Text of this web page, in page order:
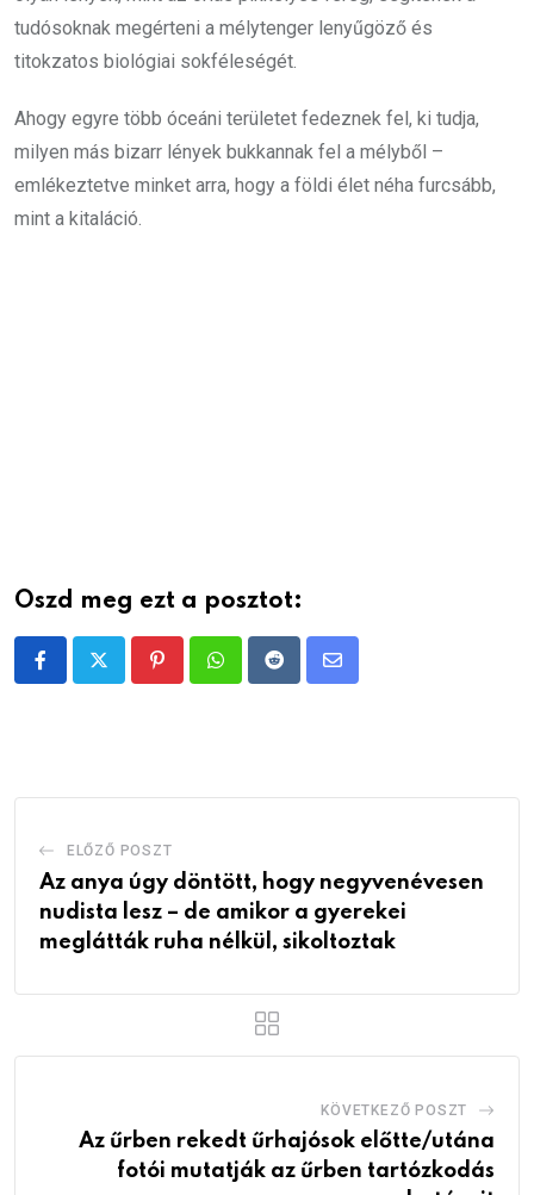
tudósoknak megérteni a mélytenger lenyűgöző és
titokzatos biológiai sokféleségét.
Ahogy egyre több óceáni területet fedeznek fel, ki tudja,
milyen más bizarr lények bukkannak fel a mélyből –
emlékeztetve minket arra, hogy a földi élet néha furcsább,
mint a kitaláció.
Oszd meg ezt a posztot:
PinterestWhatsappRedditShare
ELŐZŐ POSZT
Az anya úgy döntött, hogy negyvenévesen
nudista lesz – de amikor a gyerekei
meglátták ruha nélkül, sikoltoztak
KÖVETKEZŐ POSZT
Az űrben rekedt űrhajósok előtte/utána
fotói mutatják az űrben tartózkodás